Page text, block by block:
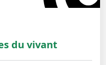
du vivant